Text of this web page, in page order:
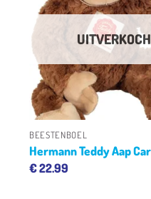
+
BEESTENBOEL
Hermann Teddy Aap
€22.99